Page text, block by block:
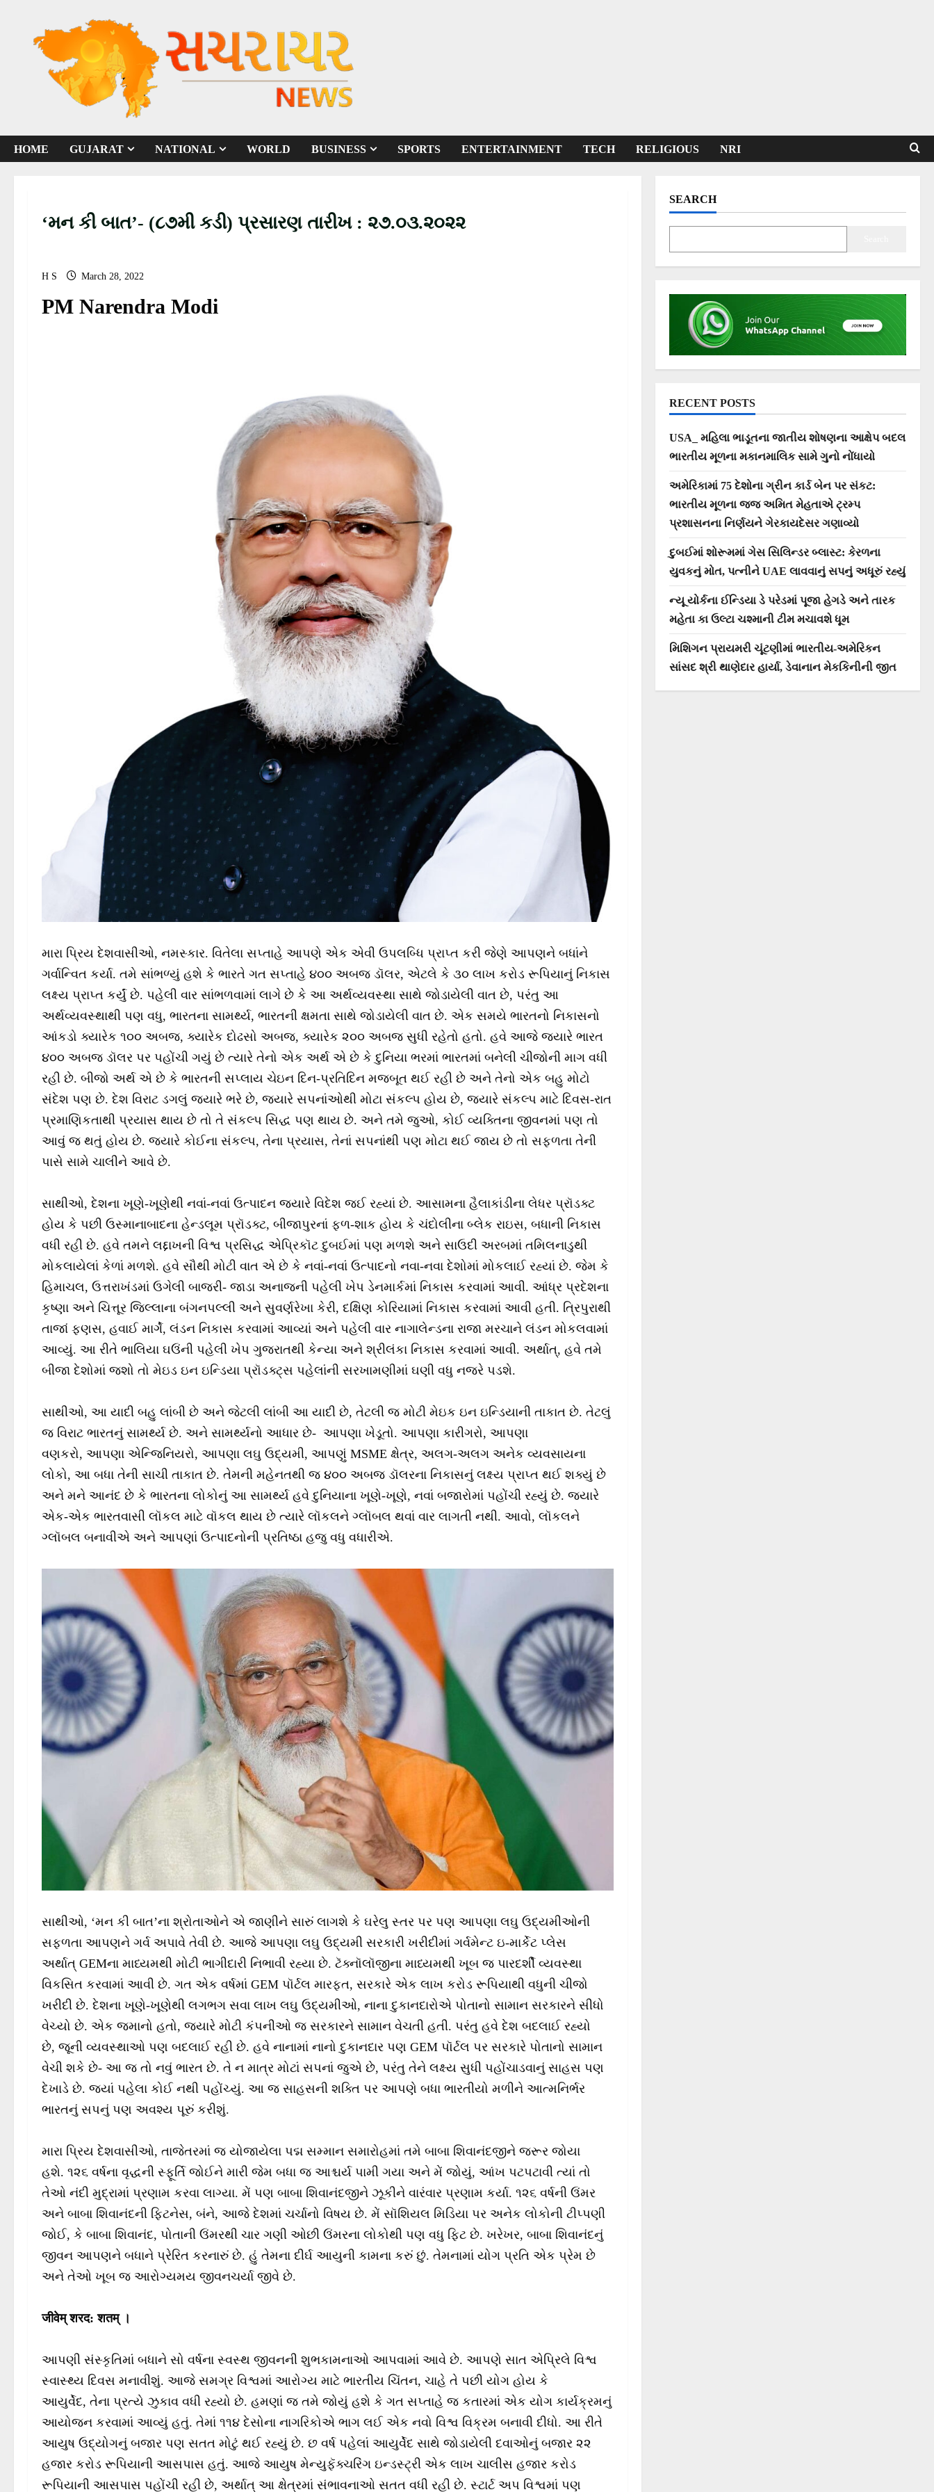
HOME GUJARAT NATIONAL WORLD BUSINESS SPORTS ENTERTAINMENT TECH RELIGIOUS NRI
‘મન કી બાત’- (૮૭મી કડી) પ્રસારણ તારીખ : ૨૭.૦૩.૨૦૨૨
H S March 28, 2022
PM Narendra Modi
મારા પ્રિય દેશવાસીઓ, નમસ્કાર. વિતેલા સપ્તાહે આપણે એક એવી ઉપલબ્ધિ પ્રાપ્ત કરી જેણે આપણને બધાંને
ગર્વાન્વિત કર્યા. તમે સાંભળ્યું હશે કે ભારતે ગત સપ્તાહે ૪૦૦ અબજ ડૉલર, એટલે કે ૩૦ લાખ કરોડ રૂપિયાનું નિકાસ
લક્ષ્ય પ્રાપ્ત કર્યું છે. પહેલી વાર સાંભળવામાં લાગે છે કે આ અર્થવ્યવસ્થા સાથે જોડાયેલી વાત છે, પરંતુ આ
અર્થવ્યવસ્થાથી પણ વધુ, ભારતના સામર્થ્ય, ભારતની ક્ષમતા સાથે જોડાયેલી વાત છે. એક સમયે ભારતનો નિકાસનો
આંકડો ક્યારેક ૧૦૦ અબજ, ક્યારેક દોઢસો અબજ, ક્યારેક ૨૦૦ અબજ સુધી રહેતો હતો. હવે આજે જ્યારે ભારત
૪૦૦ અબજ ડૉલર પર પહોંચી ગયું છે ત્યારે તેનો એક અર્થ એ છે કે દુનિયા ભરમાં ભારતમાં બનેલી ચીજોની માગ વધી
રહી છે. બીજો અર્થ એ છે કે ભારતની સપ્લાય ચેઇન દિન-પ્રતિદિન મજબૂત થઈ રહી છે અને તેનો એક બહુ મોટો
સંદેશ પણ છે. દેશ વિરાટ ડગલું જ્યારે ભરે છે, જ્યારે સપનાંઓથી મોટા સંકલ્પ હોય છે, જ્યારે સંકલ્પ માટે દિવસ-રાત
પ્રમાણિકતાથી પ્રયાસ થાય છે તો તે સંકલ્પ સિદ્ધ પણ થાય છે. અને તમે જુઓ, કોઈ વ્યક્તિના જીવનમાં પણ તો
આવું જ થતું હોય છે. જ્યારે કોઈના સંકલ્પ, તેના પ્રયાસ, તેનાં સપનાંથી પણ મોટા થઈ જાય છે તો સફળતા તેની
પાસે સામે ચાલીને આવે છે.
સાથીઓ, દેશના ખૂણે-ખૂણેથી નવાં-નવાં ઉત્પાદન જ્યારે વિદેશ જઈ રહ્યાં છે. આસામના હૈલાકાંડીના લેધર પ્રૉડક્ટ
હોય કે પછી ઉસ્માનાબાદના હેન્ડલૂમ પ્રૉડક્ટ, બીજાપુરનાં ફળ-શાક હોય કે ચંદોલીના બ્લેક રાઇસ, બધાની નિકાસ
વધી રહી છે. હવે તમને લદ્દાખની વિશ્વ પ્રસિદ્ધ એપ્રિકૉટ દુબઈમાં પણ મળશે અને સાઉદી અરબમાં તમિલનાડુથી
મોકલાયેલાં કેળાં મળશે. હવે સૌથી મોટી વાત એ છે કે નવાં-નવાં ઉત્પાદનો નવા-નવા દેશોમાં મોકલાઈ રહ્યાં છે. જેમ કે
હિમાચલ, ઉત્તરાખંડમાં ઉગેલી બાજરી- જાડા અનાજની પહેલી ખેપ ડેનમાર્કમાં નિકાસ કરવામાં આવી. આંધ્ર પ્રદેશના
કૃષ્ણા અને ચિત્તૂર જિલ્લાના બંગનપલ્લી અને સુવર્ણરેખા કેરી, દક્ષિણ કોરિયામાં નિકાસ કરવામાં આવી હતી. ત્રિપુરાથી
તાજાં ફણસ, હવાઈ માર્ગે, લંડન નિકાસ કરવામાં આવ્યાં અને પહેલી વાર નાગાલેન્ડના રાજા મરચાને લંડન મોકલવામાં
આવ્યું. આ રીતે ભાલિયા ઘઉંની પહેલી ખેપ ગુજરાતથી કેન્યા અને શ્રીલંકા નિકાસ કરવામાં આવી. અર્થાત્, હવે તમે
બીજા દેશોમાં જશો તો મેઇડ ઇન ઇન્ડિયા પ્રૉડક્ટ્સ પહેલાંની સરખામણીમાં ઘણી વધુ નજરે પડશે.
સાથીઓ, આ યાદી બહુ લાંબી છે અને જેટલી લાંબી આ યાદી છે, તેટલી જ મોટી મેઇક ઇન ઇન્ડિયાની તાકાત છે. તેટલું
જ વિરાટ ભારતનું સામર્થ્ય છે. અને સામર્થ્યનો આધાર છે- આપણા ખેડૂતો. આપણા કારીગરો, આપણા
વણકરો, આપણા એન્જિનિયરો, આપણા લઘુ ઉદ્યમી, આપણું MSME ક્ષેત્ર, અલગ-અલગ અનેક વ્યવસાયના
લોકો, આ બધા તેની સાચી તાકાત છે. તેમની મહેનતથી જ ૪૦૦ અબજ ડૉલરના નિકાસનું લક્ષ્ય પ્રાપ્ત થઈ શક્યું છે
અને મને આનંદ છે કે ભારતના લોકોનું આ સામર્થ્ય હવે દુનિયાના ખૂણે-ખૂણે, નવાં બજારોમાં પહોંચી રહ્યું છે. જ્યારે
એક-એક ભારતવાસી લૉકલ માટે વૉકલ થાય છે ત્યારે લૉકલને ગ્લૉબલ થવાં વાર લાગતી નથી. આવો, લૉકલને
ગ્લૉબલ બનાવીએ અને આપણાં ઉત્પાદનોની પ્રતિષ્ઠા હજુ વધુ વધારીએ.
સાથીઓ, ‘મન કી બાત’ના શ્રોતાઓને એ જાણીને સારું લાગશે કે ઘરેલુ સ્તર પર પણ આપણા લઘુ ઉદ્યમીઓની
સફળતા આપણને ગર્વ અપાવે તેવી છે. આજે આપણા લઘુ ઉદ્યમી સરકારી ખરીદીમાં ગર્વમેન્ટ ઇ-માર્કેટ પ્લેસ
અર્થાત્ GEMના માધ્યમથી મોટી ભાગીદારી નિભાવી રહ્યા છે. ટૅક્નૉલૉજીના માધ્યમથી ખૂબ જ પારદર્શી વ્યવસ્થા
વિકસિત કરવામાં આવી છે. ગત એક વર્ષમાં GEM પૉર્ટલ મારફત, સરકારે એક લાખ કરોડ રૂપિયાથી વધુની ચીજો
ખરીદી છે. દેશના ખૂણે-ખૂણેથી લગભગ સવા લાખ લઘુ ઉદ્યમીઓ, નાના દુકાનદારોએ પોતાનો સામાન સરકારને સીધો
વેચ્યો છે. એક જમાનો હતો, જ્યારે મોટી કંપનીઓ જ સરકારને સામાન વેચતી હતી. પરંતુ હવે દેશ બદલાઈ રહ્યો
છે, જૂની વ્યવસ્થાઓ પણ બદલાઈ રહી છે. હવે નાનામાં નાનો દુકાનદાર પણ GEM પૉર્ટલ પર સરકારે પોતાનો સામાન
વેચી શકે છે- આ જ તો નવું ભારત છે. તે ન માત્ર મોટાં સપનાં જુએ છે, પરંતુ તેને લક્ષ્ય સુધી પહોંચાડવાનું સાહસ પણ
દેખાડે છે. જ્યાં પહેલા કોઈ નથી પહોંચ્યું. આ જ સાહસની શક્તિ પર આપણે બધા ભારતીયો મળીને આત્મનિર્ભર
ભારતનું સપનું પણ અવશ્ય પૂરું કરીશું.
મારા પ્રિય દેશવાસીઓ, તાજેતરમાં જ યોજાયેલા પદ્મ સમ્માન સમારોહમાં તમે બાબા શિવાનંદજીને જરૂર જોયા
હશે. ૧૨૬ વર્ષના વૃદ્ધની સ્ફૂર્તિ જોઈને મારી જેમ બધા જ આશ્ચર્ય પામી ગયા અને મેં જોયું, આંખ પટપટાવી ત્યાં તો
તેઓ નંદી મુદ્રામાં પ્રણામ કરવા લાગ્યા. મેં પણ બાબા શિવાનંદજીને ઝૂકીને વારંવાર પ્રણામ કર્યા. ૧૨૬ વર્ષની ઉંમર
અને બાબા શિવાનંદની ફિટનેસ, બંને, આજે દેશમાં ચર્ચાનો વિષય છે. મેં સૉશિયલ મિડિયા પર અનેક લોકોની ટીપ્પણી
જોઈ, કે બાબા શિવાનંદ, પોતાની ઉંમરથી ચાર ગણી ઓછી ઉંમરના લોકોથી પણ વધુ ફિટ છે. ખરેખર, બાબા શિવાનંદનું
જીવન આપણને બધાને પ્રેરિત કરનારું છે. હું તેમના દીર્ઘ આયુની કામના કરું છું. તેમનામાં યોગ પ્રતિ એક પ્રેમ છે
અને તેઓ ખૂબ જ આરોગ્યમય જીવનચર્યા જીવે છે.
जीवेम् शरद: शतम् ।
આપણી સંસ્કૃતિમાં બધાને સો વર્ષના સ્વસ્થ જીવનની શુભકામનાઓ આપવામાં આવે છે. આપણે સાત એપ્રિલે વિશ્વ
સ્વાસ્થ્ય દિવસ મનાવીશું. આજે સમગ્ર વિશ્વમાં આરોગ્ય માટે ભારતીય ચિંતન, ચાહે તે પછી યોગ હોય કે
આયુર્વેદ, તેના પ્રત્યે ઝુકાવ વધી રહ્યો છે. હમણાં જ તમે જોયું હશે કે ગત સપ્તાહે જ કતારમાં એક યોગ કાર્યક્રમનું
આયોજન કરવામાં આવ્યું હતું. તેમાં ૧૧૪ દેસોના નાગરિકોએ ભાગ લઈ એક નવો વિશ્વ વિક્રમ બનાવી દીધો. આ રીતે
આયુષ ઉદ્યોગનું બજાર પણ સતત મોટું થઈ રહ્યું છે. છ વર્ષ પહેલાં આયુર્વેદ સાથે જોડાયેલી દવાઓનું બજાર ૨૨
હજાર કરોડ રૂપિયાની આસપાસ હતું. આજે આયુષ મેન્યુફૅક્ચરિંગ ઇન્ડસ્ટ્રી એક લાખ ચાલીસ હજાર કરોડ
રૂપિયાની આસપાસ પહોંચી રહી છે, અર્થાત્ આ ક્ષેત્રમાં સંભાવનાઓ સતત વધી રહી છે. સ્ટાર્ટ અપ વિશ્વમાં પણ
SEARCH
RECENT POSTS
USA_ મહિલા ભાડૂતના જાતીય શોષણના આક્ષેપ બદલ
ભારતીય મૂળના મકાનમાલિક સામે ગુનો નોંધાયો
અમેરિકામાં 75 દેશોના ગ્રીન કાર્ડ બેન પર સંકટ:
ભારતીય મૂળના જજ અમિત મેહતાએ ટ્રમ્પ
પ્રશાસનના નિર્ણયને ગેરકાયદેસર ગણાવ્યો
દુબઈમાં શોરૂમમાં ગેસ સિલિન્ડર બ્લાસ્ટ: કેરળના
યુવકનું મોત, પત્નીને UAE લાવવાનું સપનું અધૂરું રહ્યું
ન્યૂ યોર્કના ઈન્ડિયા ડે પરેડમાં પૂજા હેગડે અને તારક
મહેતા કા ઉલ્ટા ચશ્માની ટીમ મચાવશે ધૂમ
મિશિગન પ્રાયમરી ચૂંટણીમાં ભારતીય-અમેરિકન
સાંસદ શ્રી થાણેદાર હાર્યા, ડેવાનાન મેકકિનીની જીત